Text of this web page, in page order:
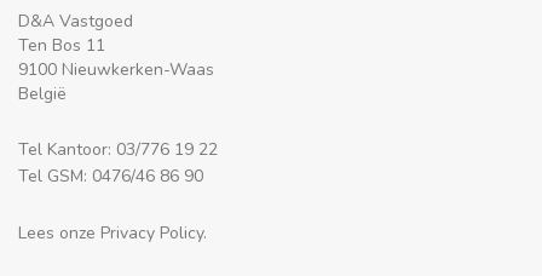
D&A Vastgoed
Ten Bos 11
9100 Nieuwkerken-Waas
België
Tel Kantoor: 03/776 19 22
Tel GSM: 0476/46 86 90
Lees onze Privacy Policy.